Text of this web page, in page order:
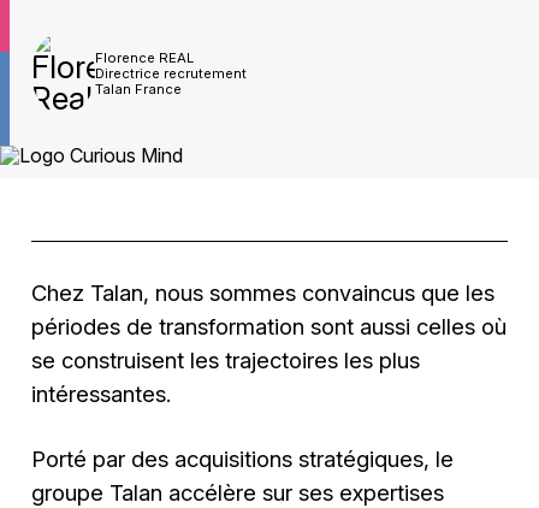
Florence REAL
Directrice recrutement
Talan France
Chez Talan, nous sommes convaincus que les
périodes de transformation sont aussi celles où
se construisent les trajectoires les plus
intéressantes.
Porté par des acquisitions stratégiques, le
groupe Talan accélère sur ses expertises